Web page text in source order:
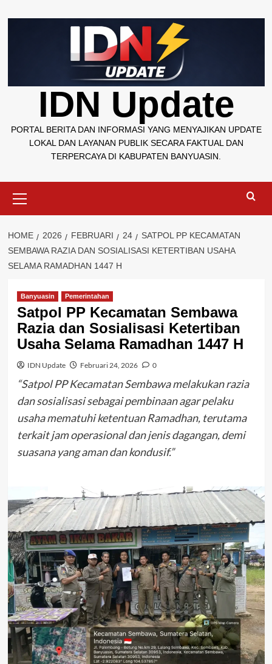
to
IDN Update
PORTAL BERITA DAN INFORMASI YANG MENYAJIKAN UPDATE
LOKAL DAN LAYANAN PUBLIK SECARA FAKTUAL DAN
TERPERCAYA DI KABUPATEN BANYUASIN.
Menu
HOME 2026 FEBRUARI 24
SATPOL PP KECAMATAN
SEMBAWA RAZIA DAN SOSIALISASI KETERTIBAN USAHA
SELAMA RAMADHAN 1447 H
Banyuasin Pemerintahan
Satpol PP Kecamatan Sembawa
Razia dan Sosialisasi Ketertiban
Usaha Selama Ramadhan 1447 H
IDN Update Februari 24, 2026 0
“Satpol PP Kecamatan Sembawa melakukan razia
dan sosialisasi sebagai pembinaan agar pelaku
usaha mematuhi ketentuan Ramadhan, terutama
terkait jam operasional dan jenis dagangan, demi
suasana yang aman dan kondusif.”